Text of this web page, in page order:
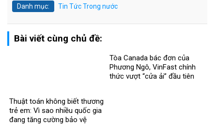
Danh mục: Tin TứcTrong nước
Bài viết cùng chủ đề:
Thuật toán không biết thương
trẻ em: Vì sao nhiều quốc gia
đang tăng cường bảo vệ
Tòa Canada bác đơn của
Phương Ngô, VinFast chính
thức vượt “cửa ải” đầu tiên